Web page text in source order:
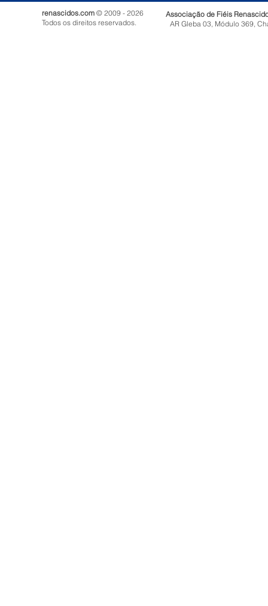
renascidos.com © 2009 - 2026
Todos os direitos reservados.
Associação de Fiéis
AR Gleba 03, Módulo 369,